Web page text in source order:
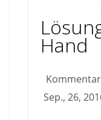
Hand
Sep., 26,